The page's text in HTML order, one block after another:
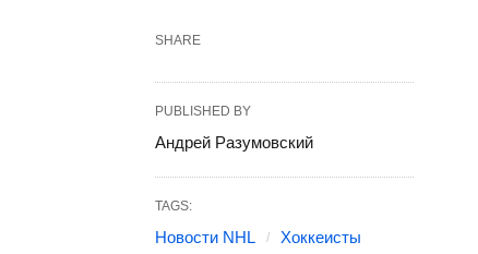
SHARE
PUBLISHED BY
Андрей Разумовский
TAGS:
Новости NHL Хоккеисты